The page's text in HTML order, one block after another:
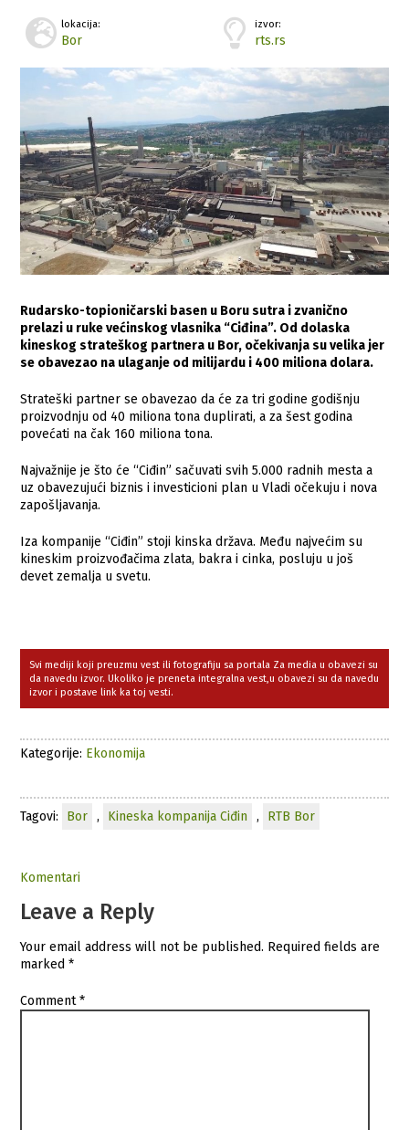
lokacija:
Bor
izvor:
rts.rs
Rudarsko-topioničarski basen u Boru sutra i zvanično
prelazi u ruke većinskog vlasnika “Ciđina”. Od dolaska
kineskog strateškog partnera u Bor, očekivanja su velika jer
se obavezao na ulaganje od milijardu i 400 miliona dolara.
Strateški partner se obavezao da će za tri godine godišnju
proizvodnju od 40 miliona tona duplirati, a za šest godina
povećati na čak 160 miliona tona.
Najvažnije je što će “Ciđin” sačuvati svih 5.000 radnih mesta a
uz obavezujući biznis i investicioni plan u Vladi očekuju i nova
zapošljavanja.
Iza kompanije “Ciđin” stoji kinska država. Među najvećim su
kineskim proizvođačima zlata, bakra i cinka, posluju u još
devet zemalja u svetu.
Svi mediji koji preuzmu vest ili fotografiju sa portala Za media u obavezi su
da navedu izvor. Ukoliko je preneta integralna vest,u obavezi su da navedu
izvor i postave link ka toj vesti.
Kategorije: Ekonomija
Tagovi: Bor , Kineska kompanija Ciđin , RTB Bor
Komentari
Leave a Reply
Your email address will not be published. Required fields are
marked*
Comment*